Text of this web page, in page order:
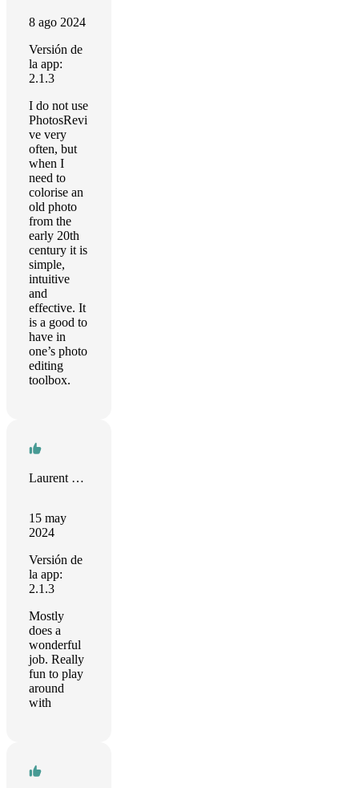
8 ago 2024
Versión de
la app:
2.1.3
I do not use
PhotosRevi
ve very
often, but
when I
need to
colorise an
old photo
from the
early 20th
century it is
simple,
intuitive
and
effective. It
is a good to
have in
one’s photo
editing
toolbox.
Laurent Scowcroft
15 may
2024
Versión de
la app:
2.1.3
Mostly
does a
wonderful
job. Really
fun to play
around
with